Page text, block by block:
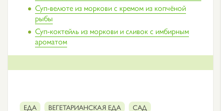
Суп-велюте из моркови с кремом из копчёной
рыбы
Суп-коктейль из моркови и сливок с имбирным
ароматом
ЕДА ВЕГЕТАРИАНСКАЯ ЕДА
САД